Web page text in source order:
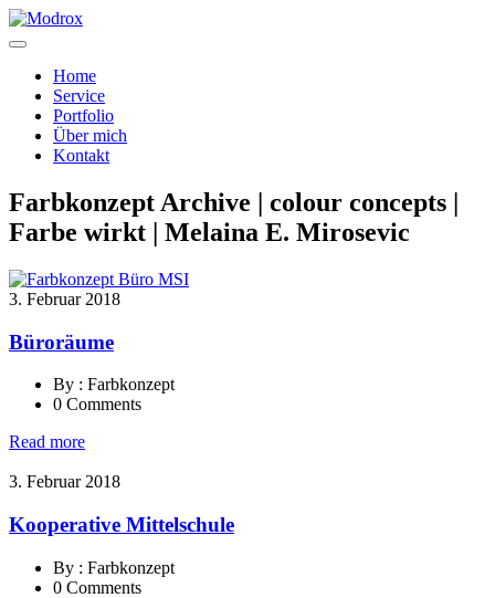
Home
Service
Portfolio
Über mich
Kontakt
Farbkonzept Archive | colour concepts |
Farbe wirkt | Melaina E. Mirosevic
3. Februar 2018
Büroräume
By : Farbkonzept
0 Comments
Read more
3. Februar 2018
Kooperative Mittelschule
By : Farbkonzept
0 Comments